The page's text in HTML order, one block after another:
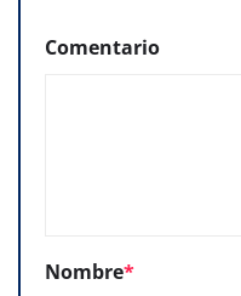
Comentario
Nombre*